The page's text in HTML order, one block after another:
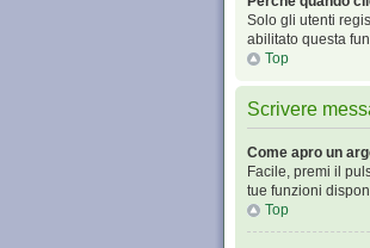
Solo gli utenti
abilitato questa
Top
Scrivere
Come apro un
Facile, premi il
tue funzioni
Top